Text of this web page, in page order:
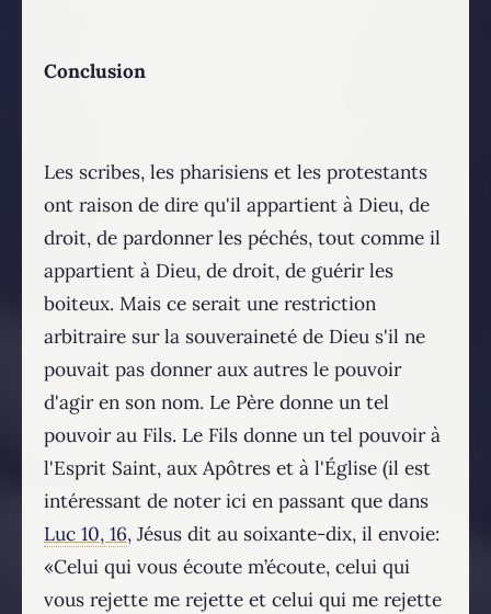
Conclusion
Les scribes, les pharisiens et les protestants
ont raison de dire qu'il appartient à Dieu, de
droit, de pardonner les péchés, tout comme il
appartient à Dieu, de droit, de guérir les
boiteux. Mais ce serait une restriction
arbitraire sur la souveraineté de Dieu s'il ne
pouvait pas donner aux autres le pouvoir
d'agir en son nom. Le Père donne un tel
pouvoir au Fils. Le Fils donne un tel pouvoir à
l'Esprit Saint, aux Apôtres et à l'Église (il est
intéressant de noter ici en passant que dans
Luc 10, 16, Jésus dit au soixante-dix, il envoie:
«Celui qui vous écoute m’écoute, celui qui
vous rejette me rejette et celui qui me rejette